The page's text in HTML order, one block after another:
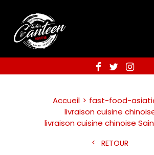
Accueil
fast-food-
livraison cuisine
livraison cuisine chinoise
RETOUR